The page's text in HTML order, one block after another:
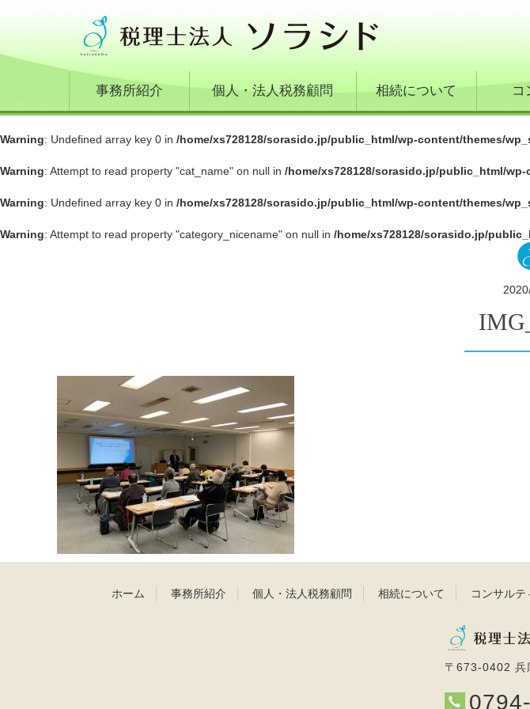
事務所紹介 個人・法人税務顧問 相続について コ
Warning: Undefined array key 0 in /home/xs728128/sorasido.jp/public_html/wp-content/themes/
Warning: Attempt to read property "cat_name" on null in /home/xs728128/sorasido.jp/public_html/
Warning: Undefined array key 0 in /home/xs728128/sorasido.jp/public_html/wp-content/themes/
Warning: Attempt to read property "category_nicename" on null in /home/xs728128/sorasido.jp/
ホーム 事務所紹介 個人・法人税務顧問 相続について コンサルテ
〒673-0402 兵